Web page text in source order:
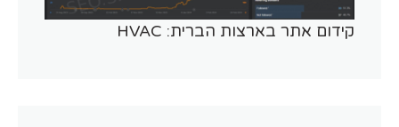
קידום אתר בארצות הברית: HVAC